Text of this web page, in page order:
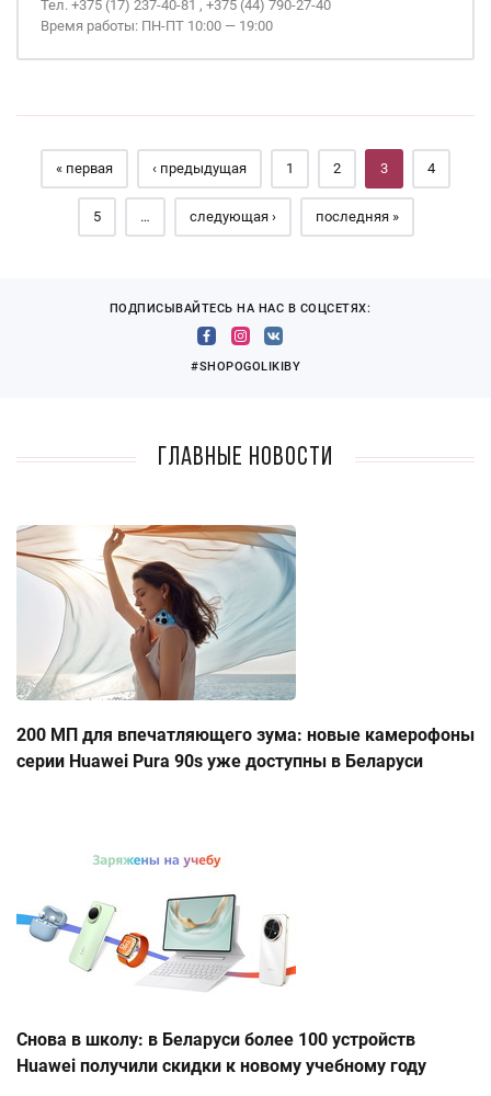
Тел. +375 (17) 237-40-81 , +375 (44) 790-27-40
Время работы: ПН-ПТ 10:00 — 19:00
Страницы
« первая ‹ предыдущая 1 2 3 4
5 … следующая › последняя »
ПОДПИСЫВАЙТЕСЬ НА НАС В СОЦСЕТЯХ:
#SHOPOGOLIKIBY
Главные новости
200 МП для впечатляющего зума: новые камерофоны
серии Huawei Pura 90s уже доступны в Беларуси
Снова в школу: в Беларуси более 100 устройств
Huawei получили скидки к новому учебному году